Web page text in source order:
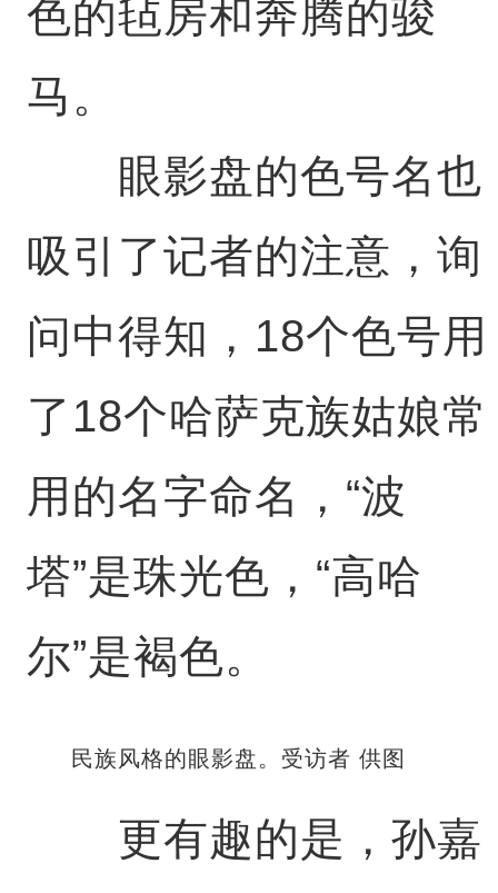
色的毡房和奔腾的骏
马。
眼影盘的色号名也
吸引了记者的注意，询
问中得知，18个色号用
了18个哈萨克族姑娘常
用的名字命名，“波
塔”是珠光色，“高哈
尔”是褐色。
民族风格的眼影盘。受访者 供图
更有趣的是，孙嘉